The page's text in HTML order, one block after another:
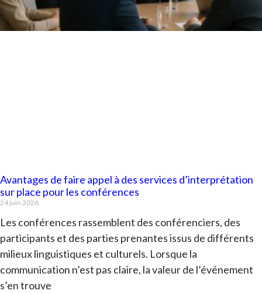
Avantages de faire appel à des services d’interprétation
sur place pour les conférences
24 juin 2026
Les conférences rassemblent des conférenciers, des
participants et des parties prenantes issus de différents
milieux linguistiques et culturels. Lorsque la
communication n’est pas claire, la valeur de l’événement
s’en trouve